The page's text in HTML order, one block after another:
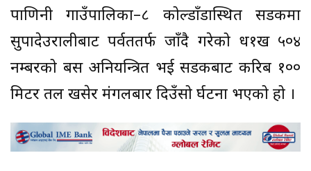
पाणिनी गाउँपालिका–८ कोल्डाँडास्थित सडकमा
सुपादेउरालीबाट पर्वततर्फ जाँदै गरेको ध१ख ५०४
नम्बरको बस अनियन्त्रित भई सडकबाट करिब १००
मिटर तल खसेर मंगलबार दिउँसो दुर्घटना भएको हो ।